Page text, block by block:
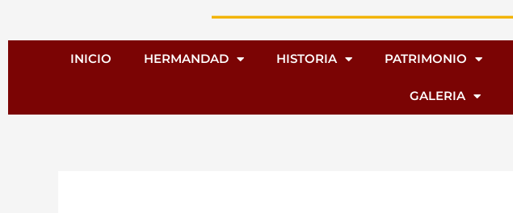
INICIO HERMANDAD HISTORIA PATRIMONIO
GALERIA